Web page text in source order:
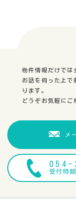
物件情報だけでは
お話を伺った上で
ります。
どうぞお気軽にご
メ
054-
受付時